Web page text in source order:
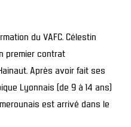
du VAFC. Célestin
premier contrat
Après avoir fait ses
Lyonnais (de 9 à 14 ans)
est arrivé dans le